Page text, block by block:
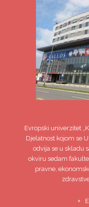
Evropski univerzitet
Djelatnost kojom se
odvija se u skladu
okviru sedam
pravne,